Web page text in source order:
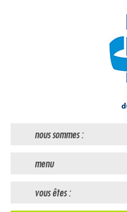
nous sommes :
menu
vous êtes :